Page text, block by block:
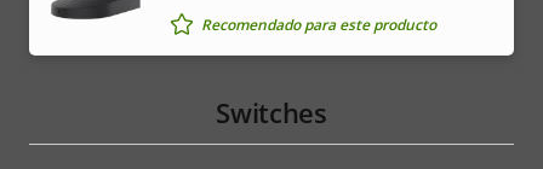
Recomendado para este producto
Switches